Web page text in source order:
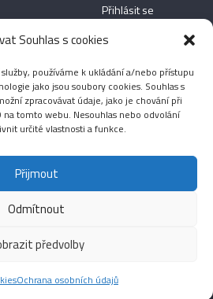
Souhlas s cookies
používáme k ukládání a/nebo přístupu
jako jsou soubory cookies. Souhlas s
zpracovávat údaje, jako je chování při
tomto webu. Nesouhlas nebo odvolání
určité vlastnosti a funkce.
Přijmout
Odmítnout
předvolby
Ochrana osobních údajů
Přihlásit se
Zdroj kanálů
Kanál komentářů
Česká lokalizace
Fotografie Audio
Média IKSŽ. All rights reserved.
byThemeGrill. Drevet av